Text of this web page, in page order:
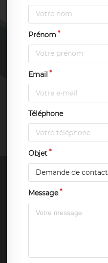
Prénom
Email
Téléphone
Objet
Demande de contact
Message